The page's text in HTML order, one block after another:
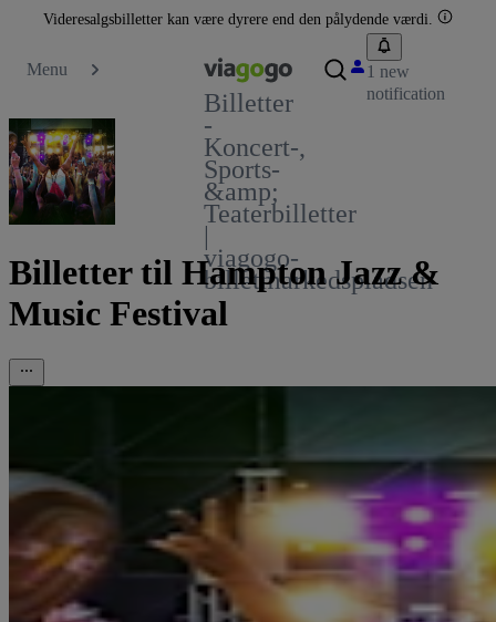
Videresalgsbilletter kan være dyrere end den pålydende værdi.
Menu
Billetter
-
Koncert-,
Sports-
&amp;
Teaterbilletter
|
viagogo-
billetmarkedspladsen
1 new
notification
Billetter til Hampton Jazz &
Music Festival